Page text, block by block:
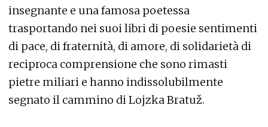
insegnante e una famosa poetessa
trasportando nei suoi libri di poesie sentimenti
di pace, di fraternità, di amore, di solidarietà di
reciproca comprensione che sono rimasti
pietre miliari e hanno indissolubilmente
segnato il cammino di Lojzka Bratuž.